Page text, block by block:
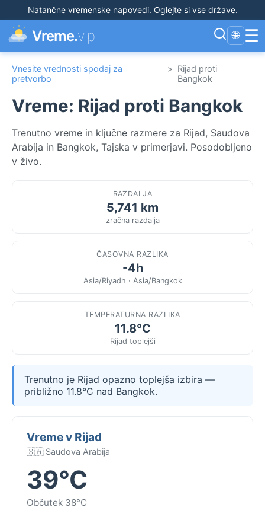
Natančne vremenske napovedi. Oglejte si vse države.
Vreme.vip 🌐 ☰
Vnesite vrednosti spodaj za
pretvorbo
> Rijad proti
Bangkok
Vreme: Rijad proti Bangkok
Trenutno vreme in ključne razmere za Rijad, Saudova
Arabija in Bangkok, Tajska v primerjavi. Posodobljeno
v živo.
RAZDALJA
5,741 km
zračna razdalja
ČASOVNA RAZLIKA
-4h
Asia/Riyadh · Asia/Bangkok
TEMPERATURNA RAZLIKA
11.8°C
Rijad toplejši
Trenutno je Rijad opazno toplejša izbira —
približno 11.8°C nad Bangkok.
Vreme v Rijad
🇸🇦 Saudova Arabija
39°C
Občutek 38°C